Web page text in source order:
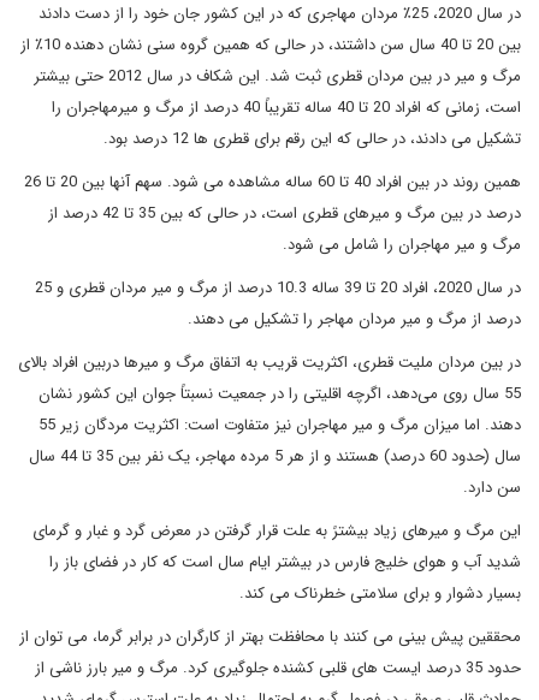
در سال 2020، 25٪ مردان مهاجری که در این کشور جان خود را از دست دادند
بین 20 تا 40 سال سن داشتند، در حالی که همین گروه سنی نشان دهنده 10٪ از
مرگ و میر در بین مردان قطری ثبت شد. این شکاف در سال 2012 حتی بیشتر
است، زمانی که افراد 20 تا 40 ساله تقریباً 40 درصد از مرگ و میرمهاجران را
تشکیل می دادند، در حالی که این رقم برای قطری ها 12 درصد بود.
همین روند در بین افراد 40 تا 60 ساله مشاهده می شود. سهم آنها بین 20 تا 26
درصد در بین مرگ و میرهای قطری است، در حالی که بین 35 تا 42 درصد از
مرگ و میر مهاجران را شامل می شود.
در سال 2020، افراد 20 تا 39 ساله 10.3 درصد از مرگ و میر مردان قطری و 25
درصد از مرگ و میر مردان مهاجر را تشکیل می دهند.
در بین مردان ملیت قطری، اکثریت قریب به اتفاق مرگ و میرها دربین افراد بالای
55 سال روی می‌دهد، اگرچه اقلیتی را در جمعیت نسبتاً جوان این کشور نشان
دهند. اما میزان مرگ و میر مهاجران نیز متفاوت است: اکثریت مردگان زیر 55
سال (حدود 60 درصد) هستند و از هر 5 مرده مهاجر، یک نفر بین 35 تا 44 سال
سن دارد.
این مرگ و میرهای زیاد بیشترً به علت قرار گرفتن در معرض گرد و غبار و گرمای
شدید آب و هوای خلیج فارس در بیشتر ایام سال است که کار در فضای باز را
بسیار دشوار و برای سلامتی خطرناک می کند.
محققین پیش بینی می کنند با محافظت بهتر از کارگران در برابر گرما، می توان از
حدود 35 درصد ایست های قلبی کشنده جلوگیری کرد. مرگ و میر بارز ناشی از